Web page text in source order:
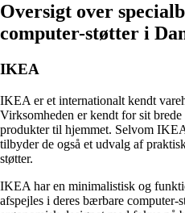
Oversigt over
computer-støtter i
IKEA
IKEA er et internationalt kendt
Virksomheden er kendt for sit
produkter til hjemmet. Selvom
tilbyder de også et udvalg af
støtter.
IKEA har en minimalistisk og
afspejles i deres bærbare computer-